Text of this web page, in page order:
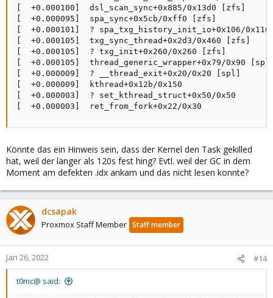
[  +0.000100]  dsl_scan_sync+0x885/0x13d0 [zfs]
[  +0.000095]  spa_sync+0x5cb/0xff0 [zfs]
[  +0.000101]  ? spa_txg_history_init_io+0x106/
[  +0.000105]  txg_sync_thread+0x2d3/0x460 [zfs]
[  +0.000105]  ? txg_init+0x260/0x260 [zfs]
[  +0.000105]  thread_generic_wrapper+0x79/0x90
[  +0.000009]  ? __thread_exit+0x20/0x20 [spl]
[  +0.000009]  kthread+0x12b/0x150
[  +0.000003]  ? set_kthread_struct+0x50/0x50
[  +0.000003]  ret_from_fork+0x22/0x30
Könnte das ein Hinweis sein, dass der Kernel den Task gekilled
hat, weil der länger als 120s fest hing? Evtl. weil der GC in dem
Moment am defekten .idx ankam und das nicht lesen konnte?
dcsapak
Proxmox Staff Member Staff member
Jan 26, 2022 #14
t0mc@ said: